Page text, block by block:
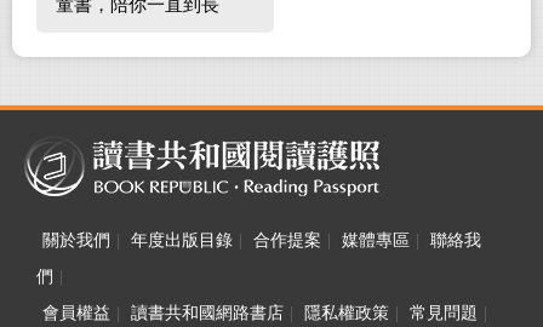
童書，陪你一直到長
關於我們 年度出版目錄 合作提案 媒體專區
聯絡我
們
會員權益
讀書共和國網路書店 隱私權政策 常見問題